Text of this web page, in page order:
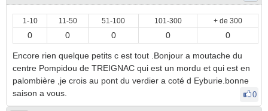
1-10 11-50 51-100 101-300 + de 300
0 0 0 0 0
Encore rien quelque petits c est tout .Bonjour a moutache du
centre Pompidou de TREIGNAC qui est un mordu et qui est en
palombière ,je crois au pont du verdier a coté d Eyburie.bonne
saison a vous.
0